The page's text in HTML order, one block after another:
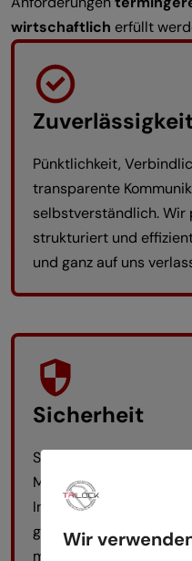
wirtschaftlich erfüllt
Pünktlichkeit,
transparente
selbstverständlich. Wir
strukturiert und
und ganz auf uns
Sicherheit
Sicherheit steht bei uns
Mitarbeiter haben eine
Industriekletterer
gültigen Normen
modernster
Wir